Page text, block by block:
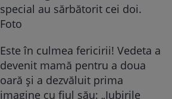
special au sărbătorit cei doi.
Foto
Este în culmea fericirii! Vedeta a
devenit mamă pentru a doua
oară și a dezvăluit prima
imagine cu fiul său: „Iubirile